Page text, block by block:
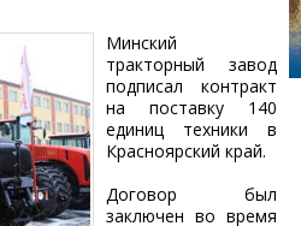
Минский
тракторный завод
подписал контракт
на поставку 140
единиц техники в
Красноярский край.
Договор был
заключен во время